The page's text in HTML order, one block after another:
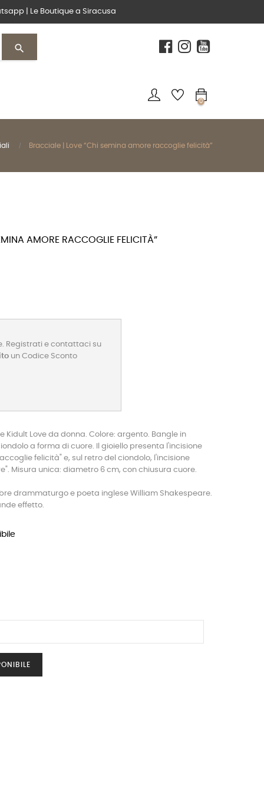
Le Boutique a Siracusa
search
0
Bracciale | Love “Chi semina amore raccoglie felicità”
AMORE RACCOGLIE FELICITÀ”
Registrati e contattaci su
un Codice Sconto
Kidult Love da donna. Colore: argento. Bangle in
a forma di cuore. Il gioiello presenta l'incisione
felicità" e, sul retro del ciondolo, l'incisione
Misura unica: diametro 6 cm, con chiusura cuore.
drammaturgo e poeta inglese William Shakespeare.
effetto.